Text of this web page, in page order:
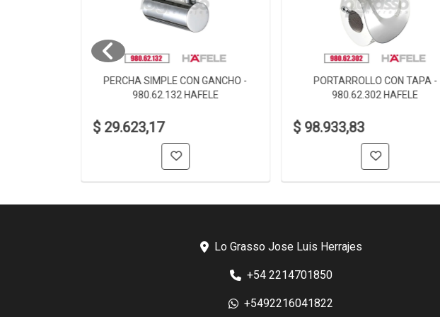
PERCHA SIMPLE CON GANCHO -
980.62.132 HAFELE
$ 29.623,17
PORTARROLLO CON TAPA -
980.62.302 HAFELE
$ 98.933,83
Lo Grasso Jose Luis Herrajes
+54 2214701850
+5492216041822